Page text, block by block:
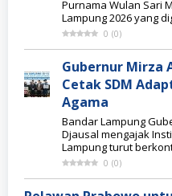
Purnama Wulan Sari
Lampung 2026 yang
0 (0)
Gubernur Mirza
Cetak SDM
Agama
Bandar Lampung
Djausal mengajak
Lampung turut
0 (0)